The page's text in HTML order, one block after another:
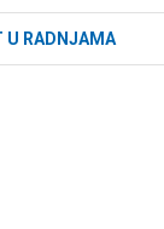
U RADNJAMA